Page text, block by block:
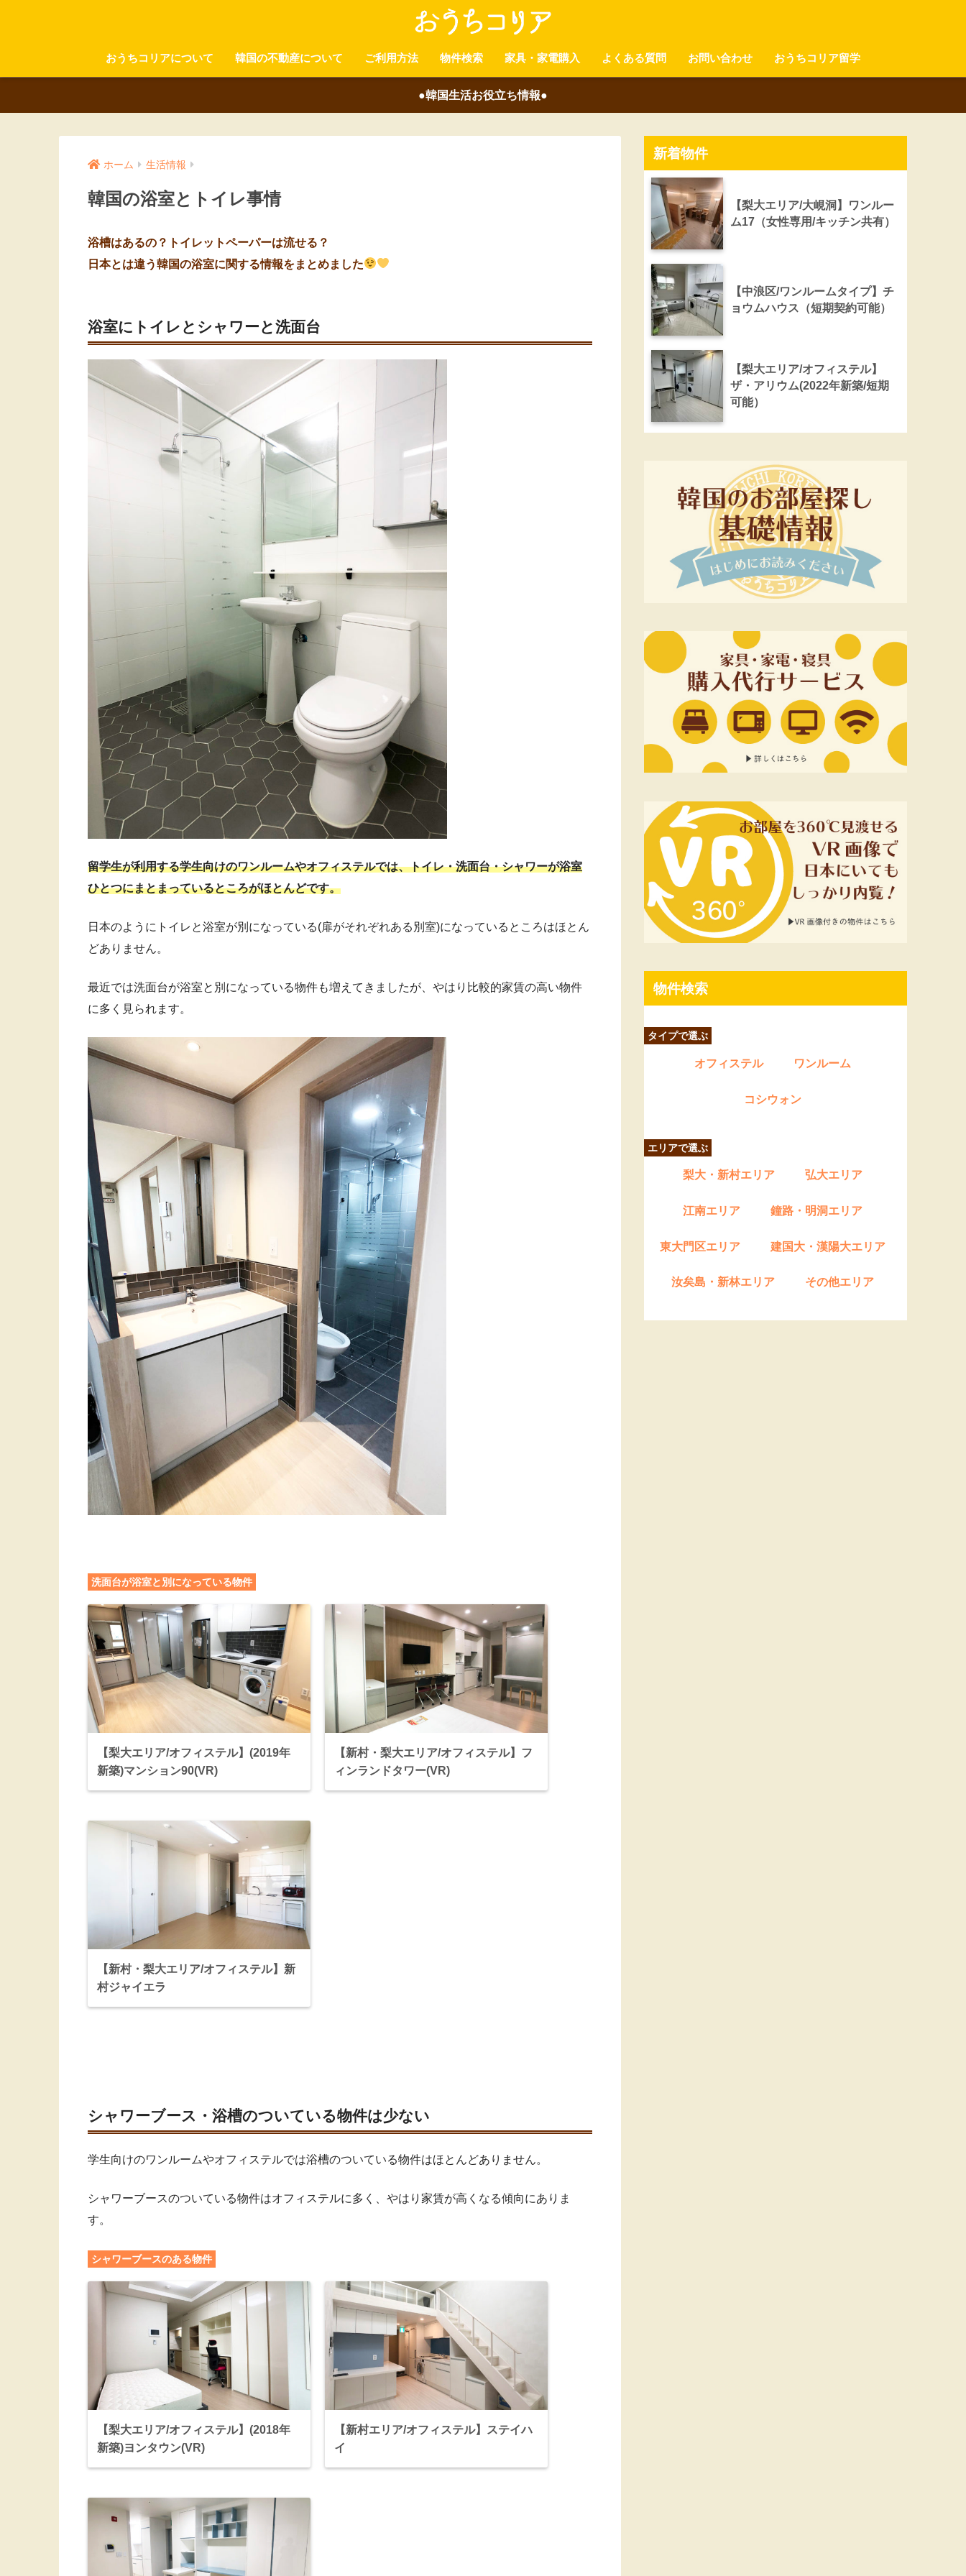
おうちコリアについて 韓国の不動産について ご利用方法 物件検索 家具・家電購入 よくある質問 お問い合わせ おうちコリア留学
●韓国生活お役立ち情報●
ホーム 生活情報
韓国の浴室とトイレ事情
浴槽はあるの？トイレットペーパーは流せる？
日本とは違う韓国の浴室に関する情報をまとめました
浴室にトイレとシャワーと洗面台
留学生が利用する学生向けのワンルームやオフィステルでは、トイレ・洗面台・シャワーが浴室
ひとつにまとまっているところがほとんどです。
日本のようにトイレと浴室が別になっている(扉がそれぞれある別室)になっているところはほとん
どありません。
最近では洗面台が浴室と別になっている物件も増えてきましたが、やはり比較的家賃の高い物件
に多く見られます。
洗面台が浴室と別になっている物件
【梨大エリア/オフィステル】(2019年
新築)マンション90(VR)
【新村・梨大エリア/オフィステル】フ
ィンランドタワー(VR)
【新村・梨大エリア/オフィステル】新
村ジャイエラ
シャワーブース・浴槽のついている物件は少ない
学生向けのワンルームやオフィステルでは浴槽のついている物件はほとんどありません。
シャワーブースのついている物件はオフィステルに多く、やはり家賃が高くなる傾向にありま
す。
シャワーブースのある物件
【梨大エリア/オフィステル】(2018年
新築)ヨンタウン(VR)
【新村エリア/オフィステル】ステイハ
イ
新着物件
【梨大エリア/大峴洞】ワンルー
ム17（女性専用/キッチン共有）
【中浪区/ワンルームタイプ】チ
ョウムハウス（短期契約可能）
【梨大エリア/オフィステル】
ザ・アリウム(2022年新築/短期
可能）
物件検索
タイプで選ぶ
オフィステル ワンルーム
コシウォン
エリアで選ぶ
梨大・新村エリア 弘大エリア
江南エリア 鐘路・明洞エリア
東大門区エリア 建国大・漢陽大エリア
汝矣島・新林エリア その他エリア